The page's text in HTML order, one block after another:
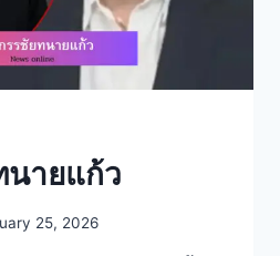
ายแก้ว
25, 2026